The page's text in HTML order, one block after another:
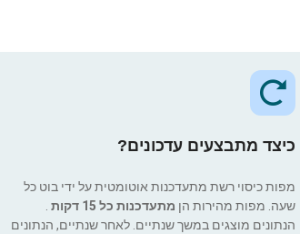
כיצד מתבצעים עדכונים?
מפות כיסוי רשת מתעדכנות אוטומטית על ידי בוט כל
שעה. מפות מהירות הן מתעדכנות כל 15 דקות
הנתונים מוצגים במשך שנתיים. לאחר שנתיים, הנתונים